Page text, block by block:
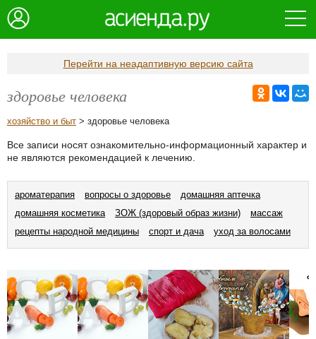
Перейти на неадаптивную версию сайта
здоровье человека
хозяйство и быт > здоровье человека
Все записи носят ознакомительно-информационный характер и
не являются рекомендацией к лечению.
ароматерапия вопросы о здоровье
домашняя аптечка
домашняя косметика
ЗОЖ (здоровый образ жизни)
массаж
рецепты народной медицины
спорт и дача уход за волосами